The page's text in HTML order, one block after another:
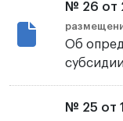
№ 26 от
Об
субсидии
№ 25 от